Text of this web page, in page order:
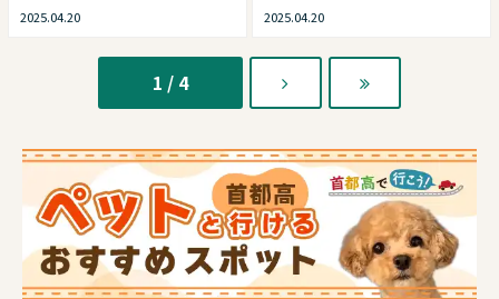
2025.04.20 2025.04.20
1 / 4